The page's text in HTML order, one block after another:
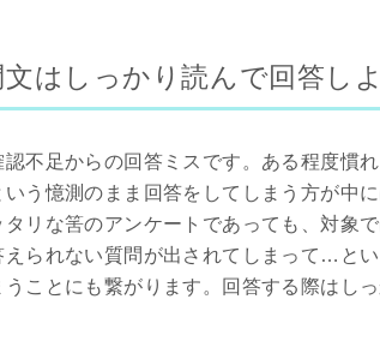
はしっかり読んで回答しよ
不足からの回答ミスです。ある程度慣
いう憶測のまま回答をしてしまう方が中
リな筈のアンケートであっても、対象
られない質問が出されてしまって…と
ことにも繋がります。回答する際はし